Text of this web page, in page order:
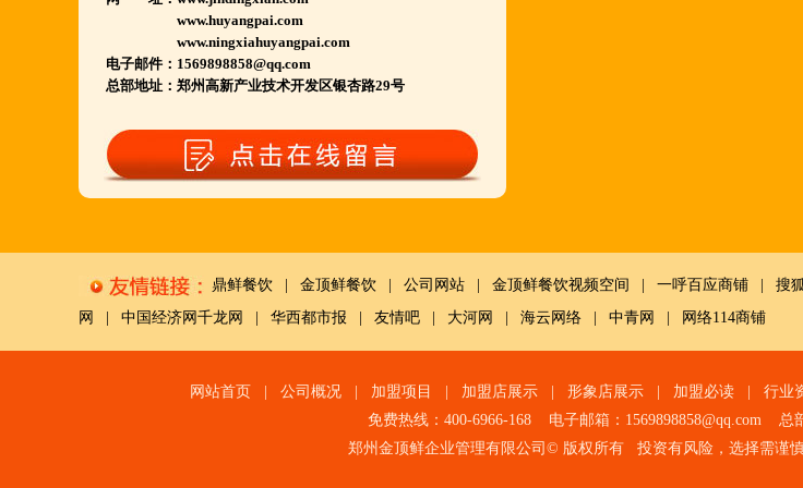
河南南阳多家 焦作周口多家店.....
郑州港区 许昌洛阳开封多家店.....
河北石家庄 唐山迁安多家店.....
山西晋城 阳泉等店.....
欢迎您到就近店品尝考察.
火爆的网络线上团购及微信营销模式:公司采用派人
上门指导.住店扶持的经营模式,宁夏风味,一锅四吃,
店值得信赖的合作伙伴,适合餐饮店快速创业.有意向
加盟的朋友,公司派人为您选址、设计门店;办理营业
www.huyangpai.com
www.ningxiahuyangpai.com
电子邮件：1569898858@qq.com
总部地址：郑州高新产业技术开发区银杏路29号
鼎鲜餐饮 金顶鲜餐饮 公司网站 金顶鲜餐饮视频空间 一呼百应商铺 搜
网
中国经济网千龙网 华西都市报 友情吧 大河网 海云网络 中青网 网络114商铺
网站首页 公司概况| 加盟项目 加盟店展示| 形象店展示| 加盟必读| 行业
免费热线：400-6966-168 电子邮箱：1569898858@qq.com 总
郑州金顶鲜企业管理有限公司© 版权所有 投资有风险，选择需谨